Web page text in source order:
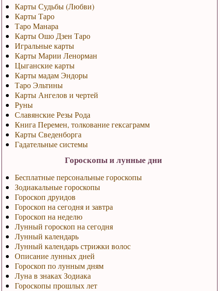
Карты Судьбы (Любви)
Карты Таро
Таро Манара
Карты Ошо Дзен Таро
Игральные карты
Карты Марии Ленорман
Цыганские карты
Карты мадам Эндоры
Таро Эльтины
Карты Ангелов и чертей
Руны
Славянские Резы Рода
Книга Перемен, толкование гексаграмм
Карты Сведенборга
Гадательные системы
Гороскопы и лунные дни
Бесплатные персональные гороскопы
Зодиакальные гороскопы
Гороскоп друидов
Гороскоп на сегодня и завтра
Гороскоп на неделю
Лунный гороскоп на сегодня
Лунный календарь
Лунный календарь стрижки волос
Описание лунных дней
Гороскоп по лунным дням
Луна в знаках Зодиака
Гороскопы прошлых лет